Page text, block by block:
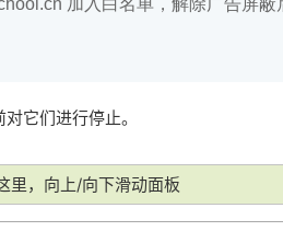
加入白名单，解除广告屏蔽
它们进行停止。
里，向上/向下滑动面板